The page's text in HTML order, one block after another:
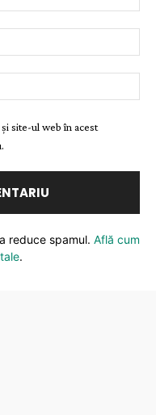
site-ul web în acest
reduce spamul. Află cum
.